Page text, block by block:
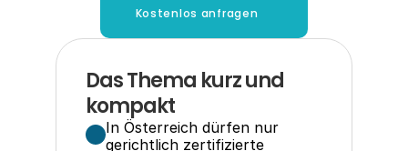
Kostenlos anfragen
Das Thema kurz und
kompakt
In Österreich dürfen nur
gerichtlich zertifizierte